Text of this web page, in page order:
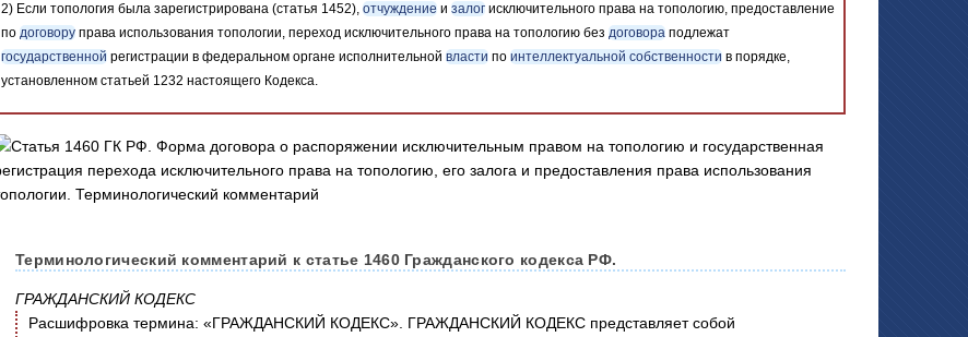
2) Если топология была зарегистрирована (статья 1452), отчуждение и залог исключительного права на топологию, предоставление
по договору права использования топологии, переход исключительного права на топологию без договора подлежат
государственной регистрации в федеральном органе исполнительной власти по интеллектуальной собственности в порядке,
установленном статьей 1232 настоящего Кодекса.
Терминологический комментарий к статье 1460 Гражданского кодекса РФ.
ГРАЖДАНСКИЙ КОДЕКС
Расшифровка термина: «ГРАЖДАНСКИЙ КОДЕКС». ГРАЖДАНСКИЙ КОДЕКС представляет собой